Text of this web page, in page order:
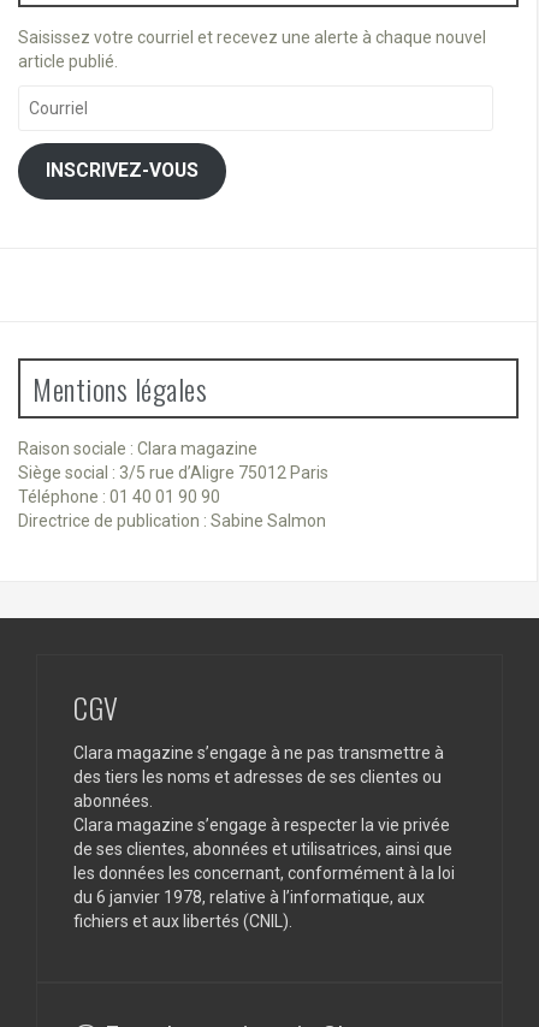
Saisissez votre courriel et recevez une alerte à chaque nouvel
article publié.
INSCRIVEZ-VOUS
Mentions légales
Raison sociale : Clara magazine
Siège social : 3/5 rue d’Aligre 75012 Paris
Téléphone : 01 40 01 90 90
Directrice de publication : Sabine Salmon
CGV
Clara magazine s’engage à ne pas transmettre à
des tiers les noms et adresses de ses clientes ou
abonnées.
Clara magazine s’engage à respecter la vie privée
de ses clientes, abonnées et utilisatrices, ainsi que
les données les concernant, conformément à la loi
du 6 janvier 1978, relative à l’informatique, aux
fichiers et aux libertés (CNIL).